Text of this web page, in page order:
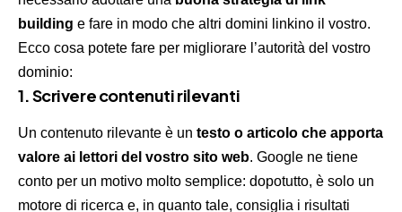
building e fare in modo che altri domini linkino il vostro.
Ecco cosa potete fare per migliorare l’autorità del vostro
dominio:
1. Scrivere contenuti rilevanti
Un contenuto rilevante è un testo o articolo che apporta
valore ai lettori del vostro sito web. Google ne tiene
conto per un motivo molto semplice: dopotutto, è solo un
motore di ricerca e, in quanto tale, consiglia i risultati